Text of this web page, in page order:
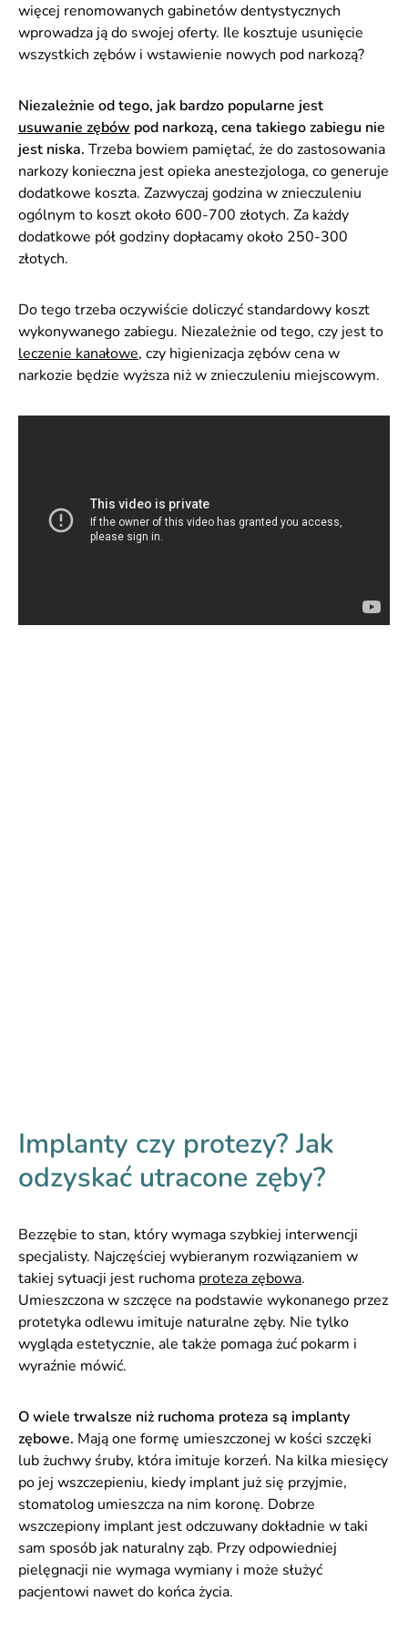
więcej renomowanych gabinetów dentystycznych
wprowadza ją do swojej oferty. Ile kosztuje usunięcie
wszystkich zębów i wstawienie nowych pod narkozą?
Niezależnie od tego, jak bardzo popularne jest
usuwanie zębów pod narkozą, cena takiego zabiegu nie
jest niska. Trzeba bowiem pamiętać, że do zastosowania
narkozy konieczna jest opieka anestezjologa, co generuje
dodatkowe koszta. Zazwyczaj godzina w znieczuleniu
ogólnym to koszt około 600-700 złotych. Za każdy
dodatkowe pół godziny dopłacamy około 250-300
złotych.
Do tego trzeba oczywiście doliczyć standardowy koszt
wykonywanego zabiegu. Niezależnie od tego, czy jest to
leczenie kanałowe, czy higienizacja zębów cena w
narkozie będzie wyższa niż w znieczuleniu miejscowym.
Implanty czy protezy? Jak
odzyskać utracone zęby?
Bezzębie to stan, który wymaga szybkiej interwencji
specjalisty. Najczęściej wybieranym rozwiązaniem w
takiej sytuacji jest ruchoma proteza zębowa.
Umieszczona w szczęce na podstawie wykonanego przez
protetyka odlewu imituje naturalne zęby. Nie tylko
wygląda estetycznie, ale także pomaga żuć pokarm i
wyraźnie mówić.
O wiele trwalsze niż ruchoma proteza są implanty
zębowe. Mają one formę umieszczonej w kości szczęki
lub żuchwy śruby, która imituje korzeń. Na kilka miesięcy
po jej wszczepieniu, kiedy implant już się przyjmie,
stomatolog umieszcza na nim koronę. Dobrze
wszczepiony implant jest odczuwany dokładnie w taki
sam sposób jak naturalny ząb. Przy odpowiedniej
pielęgnacji nie wymaga wymiany i może służyć
pacjentowi nawet do końca życia.